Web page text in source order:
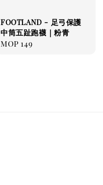
FOOTLAND - 足弓保護
中筒五趾跑襪｜粉青
Regular
MOP 149